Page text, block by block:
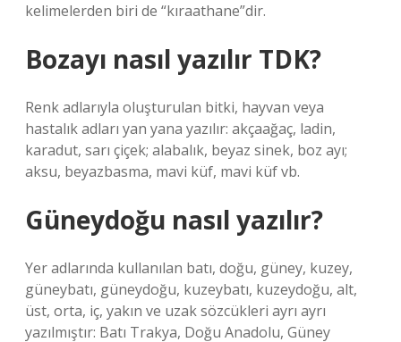
kelimelerden biri de “kıraathane”dir.
Bozayı nasıl yazılır TDK?
Renk adlarıyla oluşturulan bitki, hayvan veya
hastalık adları yan yana yazılır: akçaağaç, ladin,
karadut, sarı çiçek; alabalık, beyaz sinek, boz ayı;
aksu, beyazbasma, mavi küf, mavi küf vb.
Güneydoğu nasıl yazılır?
Yer adlarında kullanılan batı, doğu, güney, kuzey,
güneybatı, güneydoğu, kuzeybatı, kuzeydoğu, alt,
üst, orta, iç, yakın ve uzak sözcükleri ayrı ayrı
yazılmıştır: Batı Trakya, Doğu Anadolu, Güney